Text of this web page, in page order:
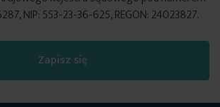
Zapisz się
NIP: 553-23-36-625, REGON: 24023827.